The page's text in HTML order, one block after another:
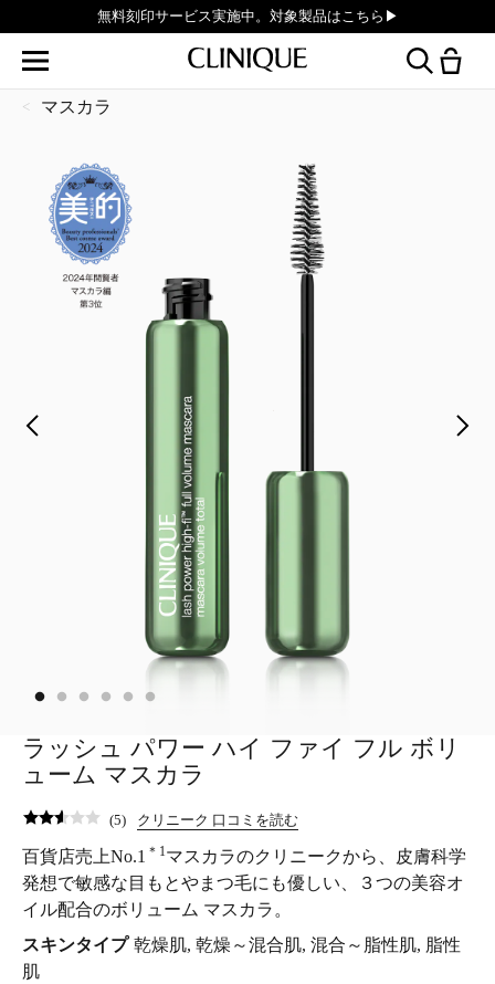
無料刻印サービス実施中。対象製品はこちら▶︎
マスカラ
ラッシュ パワー ハイ ファイ フル ボリ
ューム マスカラ
(5) クリニーク 口コミを読む
百貨店売上No.1 ＊1マスカラのクリニークから、皮膚科学
発想で敏感な目もとやまつ毛にも優しい、３つの美容オ
イル配合のボリューム マスカラ。
スキンタイプ 乾燥肌, 乾燥～混合肌, 混合～脂性肌, 脂性
肌